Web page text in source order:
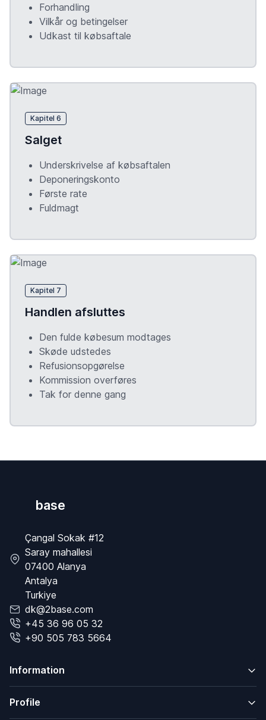
Forhandling
Vilkår og betingelser
Udkast til købsaftale
Kapitel 6
Salget
Underskrivelse af købsaftalen
Deponeringskonto
Første rate
Fuldmagt
Kapitel 7
Handlen afsluttes
Den fulde købesum modtages
Skøde udstedes
Refusionsopgørelse
Kommission overføres
Tak for denne gang
base
Çangal Sokak #12
Saray mahallesi
07400 Alanya
Antalya
Turkiye
dk@2base.com
+45 36 96 05 32
+90 505 783 5664
Information
Profile